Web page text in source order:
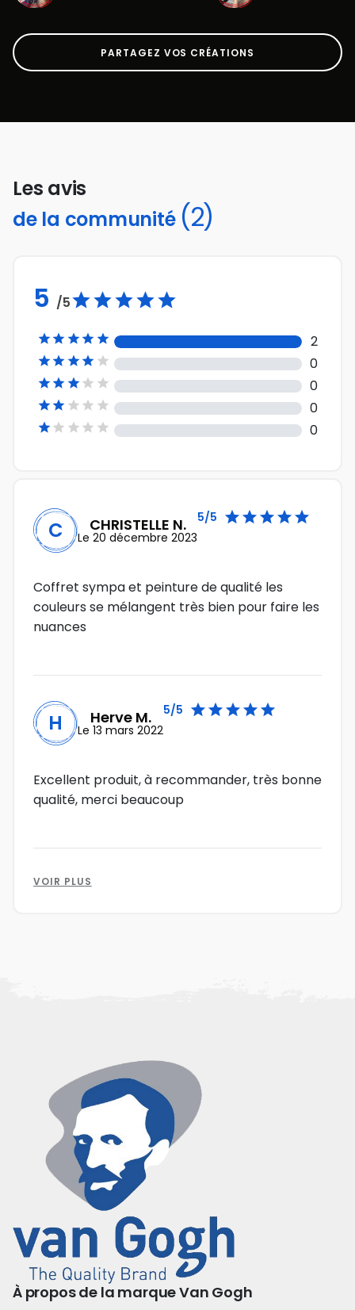
PARTAGEZ VOS CRÉATIONS
Les avis
de la communité (2)
C CHRISTELLE N.
Le 20 décembre 2023
5/5 
Coffret sympa et peinture de qualité les
couleurs se mélangent très bien pour faire les
nuances
H Herve M.
Le 13 mars 2022
5/5 
Excellent produit, à recommander, très bonne
qualité, merci beaucoup
VOIR PLUS
5 /5
     2
     0
     0
     0
     0
À propos de la marque Van Gogh